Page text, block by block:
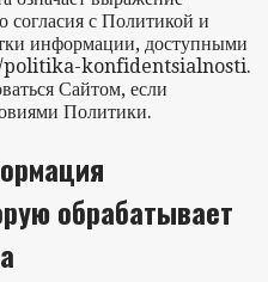
согласия с Политикой и
информации, доступными
politika-konfidentsialnosti.
Сайтом, если
Политики.
обрабатывает